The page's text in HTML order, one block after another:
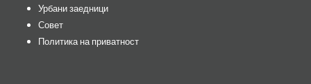
Урбани заедници
Совет
Политика на приватност